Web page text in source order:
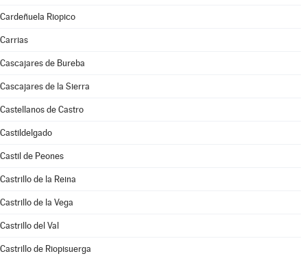
Cardeñuela Riopico
Carrias
Cascajares de Bureba
Cascajares de la Sierra
Castellanos de Castro
Castildelgado
Castil de Peones
Castrillo de la Reina
Castrillo de la Vega
Castrillo del Val
Castrillo de Riopisuerga